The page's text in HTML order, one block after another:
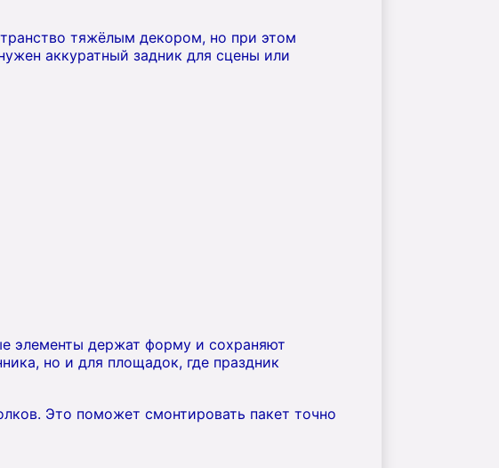
тяжёлым декором, но при этом
аккуратный задник для сцены или
элементы держат форму и сохраняют
но и для площадок, где праздник
Это поможет смонтировать пакет точно